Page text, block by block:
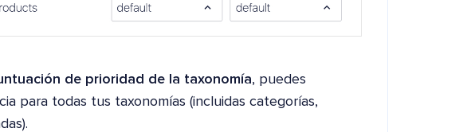
de prioridad de la taxonomía, puedes
para todas tus taxonomías (incluidas categorías,